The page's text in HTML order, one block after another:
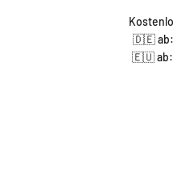
🇩🇪 ab:
🇪🇺 ab: